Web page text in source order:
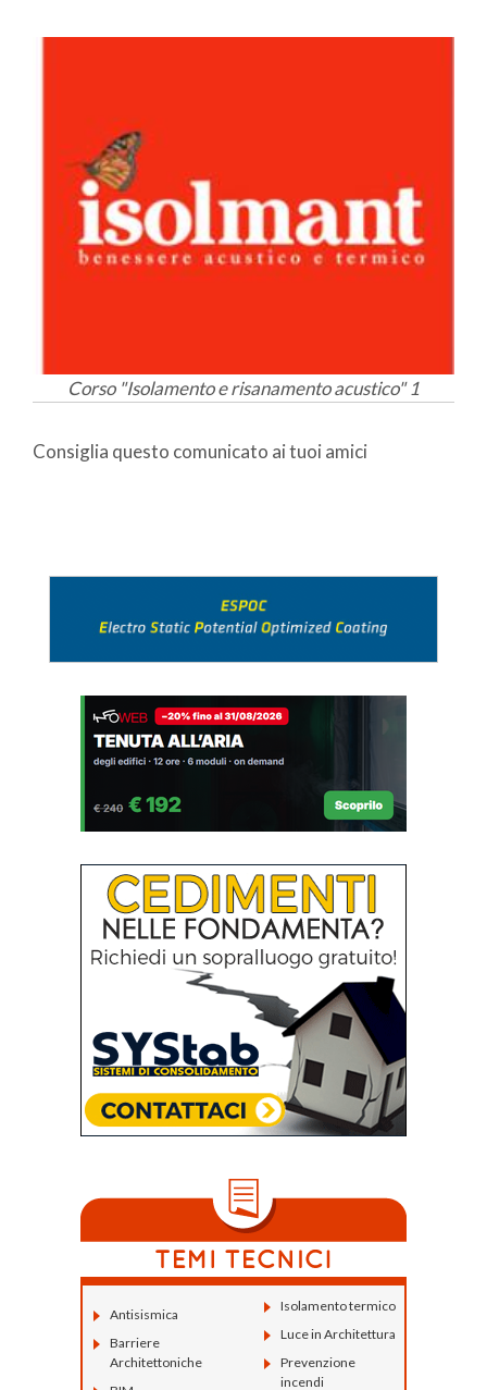
Corso "Isolamento e risanamento acustico" 1
Consiglia questo comunicato ai tuoi amici
Antisismica
Barriere
Architettoniche
Isolamento termico
Luce in Architettura
Prevenzione
incendi